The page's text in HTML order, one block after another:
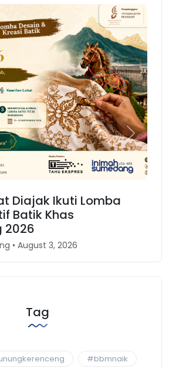
Karnaval
Kembali Spirit
inimahsumedang • April
Next
Tag
#bbmnaik